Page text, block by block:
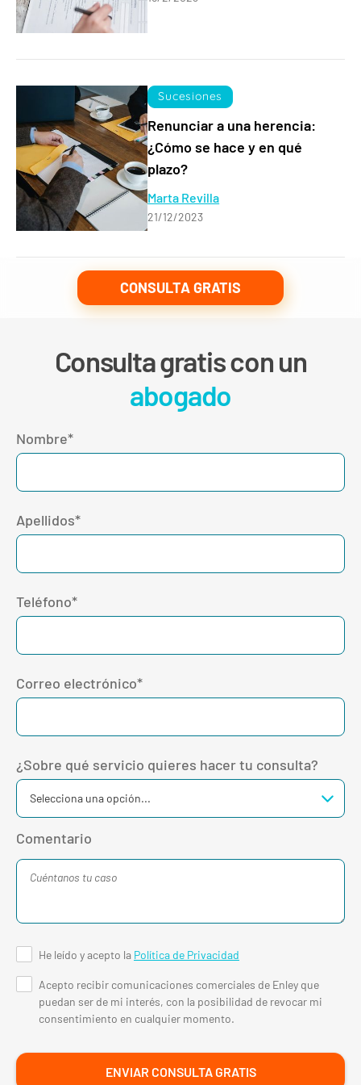
Sucesiones
Renunciar a una herencia:
¿Cómo se hace y en qué
plazo?
Marta Revilla
21/12/2023
CONSULTA GRATIS
Consulta gratis con un
abogado
Nombre*
Apellidos*
Teléfono*
Correo electrónico*
¿Sobre qué servicio quieres hacer tu consulta?
Comentario
He leído y acepto la Política de Privacidad
Acepto recibir comunicaciones comerciales de Enley que
puedan ser de mi interés, con la posibilidad de revocar mi
consentimiento en cualquier momento.